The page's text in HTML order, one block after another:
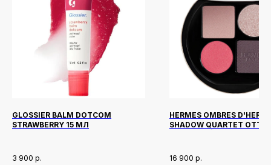
GLOSSIER BALM DOTCOM
STRAWBERRY 15 МЛ
3 900 р.
HERMES OMBRES
SHADOW QUARTET
16 900 р.